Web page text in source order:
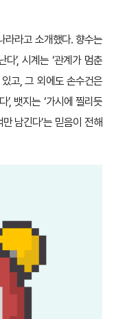
라라고 소개했다. 향수는
다’, 시계는 ‘관계가 멈춘
있고, 그 외에도 손수건은
’, 뱃지는 ‘가시에 찔리듯
남긴다’는 믿음이 전해